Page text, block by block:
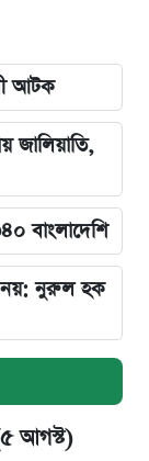
আটক
জালিয়াতি,
বাংলাদেশি
নয়: নুরুল হক
আগস্ট)